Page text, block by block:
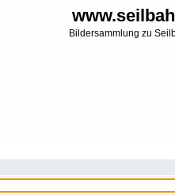
Bildersammlung zu